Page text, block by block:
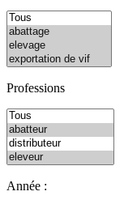
Professions
Année :